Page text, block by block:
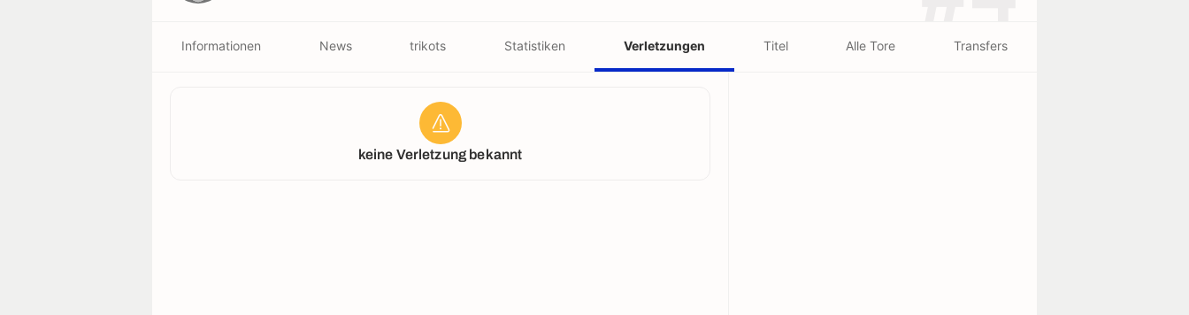
Informationen News trikots Statistiken Verletzungen Titel Alle Tore Transfers
keine Verletzung bekannt